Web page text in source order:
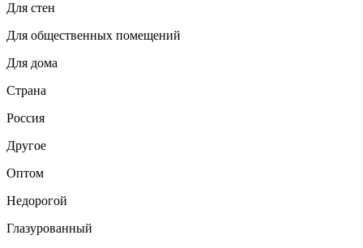
Для стен
Для общественных помещений
Для дома
Страна
Россия
Другое
Оптом
Недорогой
Глазурованный